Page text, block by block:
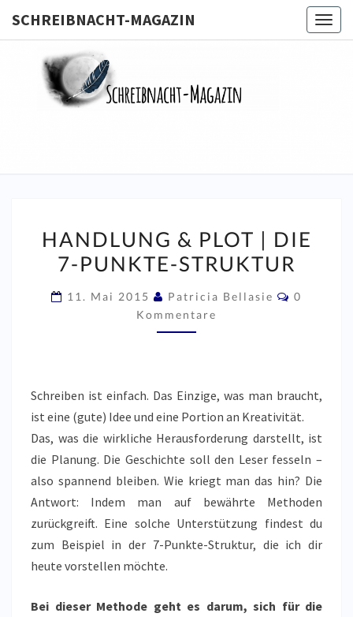
SCHREIBNACHT-MAGAZIN
&
PLOT
7-
HANDLUNG & PLOT | DIE
7-PUNKTE-STRUKTUR
11. Mai 2015 Patricia Bellasie
0
Kommentare
Schreiben ist einfach. Das Einzige, was man braucht,
ist eine (gute) Idee und eine Portion an Kreativität.
Das, was die wirkliche Herausforderung darstellt, ist
die Planung. Die Geschichte soll den Leser fesseln –
also spannend bleiben. Wie kriegt man das hin? Die
Antwort: Indem man auf bewährte Methoden
zurückgreift. Eine solche Unterstützung findest du
zum Beispiel in der 7-Punkte-Struktur, die ich dir
heute vorstellen möchte.
Bei dieser Methode geht es darum, sich für die